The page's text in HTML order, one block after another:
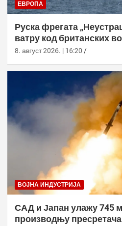
ЕВРОПА
Руска фрегата
ватру код британских
морнарица појачала
8. август 2026. | 16:20
ВОЈНА ИНДУСТРИЈА
САД и Јапан улажу 745
производњу